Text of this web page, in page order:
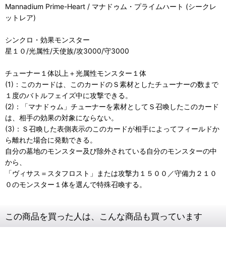
Mannadium Prime-Heart / マナドゥム・プライムハート (シークレ
ットレア)
シンクロ・効果モンスター
星１０/光属性/天使族/攻3000/守3000
チューナー１体以上＋光属性モンスター１体
(1)：このカードは、このカードのＳ素材としたチューナーの数まで
１度のバトルフェイズ中に攻撃できる。
(2)：「マナドゥム」チューナーを素材としてＳ召喚したこのカード
は、相手の効果の対象にならない。
(3)：Ｓ召喚した表側表示のこのカードが相手によってフィールドか
ら離れた場合に発動できる。
自分の墓地のモンスター及び除外されている自分のモンスターの中
から、
「ヴィサス＝スタフロスト」または攻撃力１５００／守備力２１０
０のモンスター１体を選んで特殊召喚する。
この商品を買った人は、こんな商品も買っています